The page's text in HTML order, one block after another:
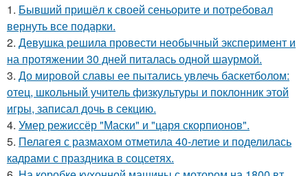
1. Бывший пришёл к своей сеньорите и потребовал
вернуть все подарки.
2. Девушка решила провести необычный эксперимент и
на протяжении 30 дней питалась одной шаурмой.
3. До мировой славы ее пытались увлечь баскетболом:
отец, школьный учитель физкультуры и поклонник этой
игры, записал дочь в секцию.
4. Умер режиссёр "Маски" и "царя скорпионов".
5. Пелагея с размахом отметила 40-летие и поделилась
кадрами с праздника в соцсетях.